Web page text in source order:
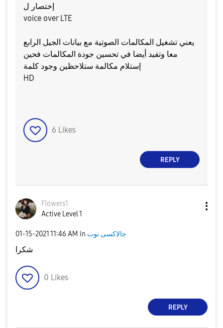
إختصار ل
voice over LTE
يعني تشغيل المكالمات الصوتية مع بيانات الجيل الرابع
معا وتفيد أيضا في تحسين جودة المكالمات فحين
إستلام مكالمة ستلاحظين وجود كلمة
HD
6 Likes
REPLY
Flowers1
Active Level 1
‎01-15-2021 11:46 AM in جالاكسى نوت
شكرا
0 Likes
REPLY